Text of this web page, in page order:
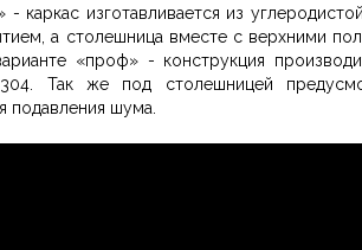
- каркас изготавливается из
а столешница вместе с верхними
«проф» - конструкция
Так же под столешницей
подавления шума.